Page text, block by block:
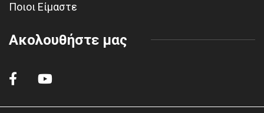
Ποιοι Είμαστε
Ακολουθήστε μας